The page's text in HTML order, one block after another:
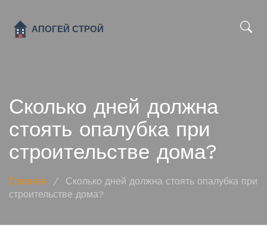
Сколько дней должна
стоять опалубка при
строительстве дома?
Главная /
Сколько дней должна стоять опалубка при
строительстве дома?